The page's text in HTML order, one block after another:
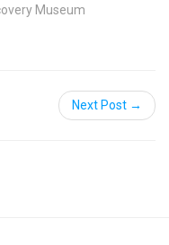
Museum
Next Post →